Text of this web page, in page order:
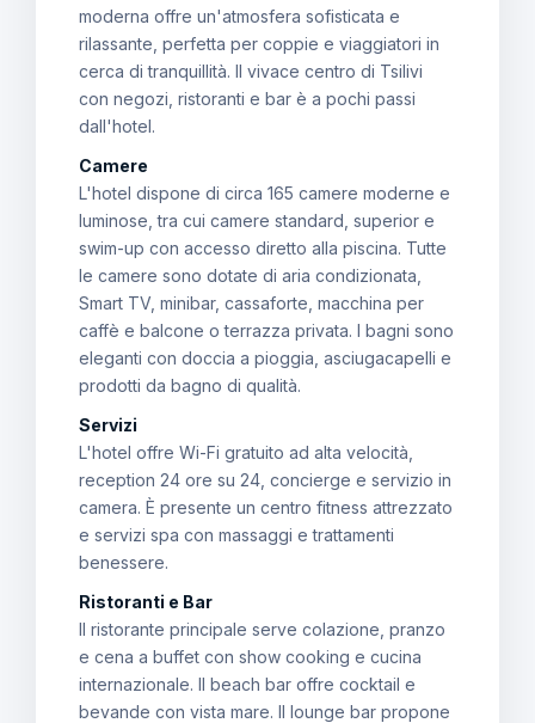
moderna offre un'atmosfera sofisticata e
rilassante, perfetta per coppie e viaggiatori in
cerca di tranquillità. Il vivace centro di Tsilivi
con negozi, ristoranti e bar è a pochi passi
dall'hotel.
Camere
L'hotel dispone di circa 165 camere moderne e
luminose, tra cui camere standard, superior e
swim-up con accesso diretto alla piscina. Tutte
le camere sono dotate di aria condizionata,
Smart TV, minibar, cassaforte, macchina per
caffè e balcone o terrazza privata. I bagni sono
eleganti con doccia a pioggia, asciugacapelli e
prodotti da bagno di qualità.
Servizi
L'hotel offre Wi-Fi gratuito ad alta velocità,
reception 24 ore su 24, concierge e servizio in
camera. È presente un centro fitness attrezzato
e servizi spa con massaggi e trattamenti
benessere.
Ristoranti e Bar
Il ristorante principale serve colazione, pranzo
e cena a buffet con show cooking e cucina
internazionale. Il beach bar offre cocktail e
bevande con vista mare. Il lounge bar propone